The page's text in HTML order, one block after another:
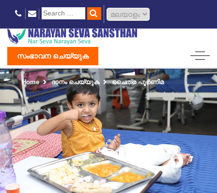
സംഭാവന ചെയ്യുക
Home ദാനം ചെയ്യുക ചൈത്ര പൂർണിമ